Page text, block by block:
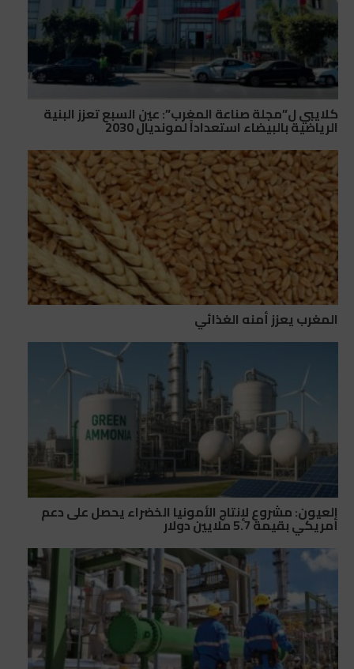
كلايبي ل”مجلة صناعة المغرب”: عين السبع تعزز البنية
الرياضية بالبيضاء استعداداً لمونديال 2030
المغرب يعزز أمنه الغذائي
العيون: مشروع لإنتاج الأمونيا الخضراء يحصل على دعم
أمريكي بقيمة 5.7 ملايين دولار